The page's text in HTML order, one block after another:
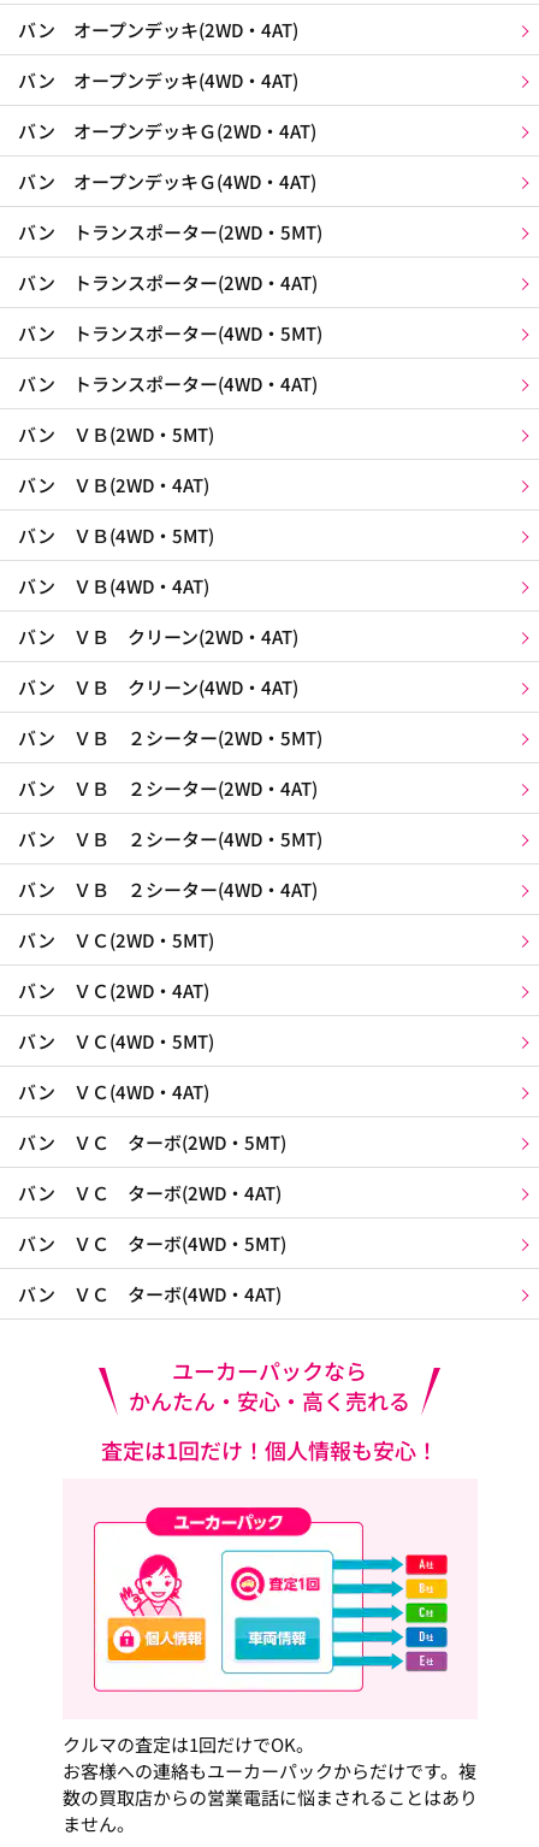
バン オープンデッキ(2WD・4AT)
バン オープンデッキ(4WD・4AT)
バン オープンデッキＧ(2WD・4AT)
バン オープンデッキＧ(4WD・4AT)
バン トランスポーター(2WD・5MT)
バン トランスポーター(2WD・4AT)
バン トランスポーター(4WD・5MT)
バン トランスポーター(4WD・4AT)
バン ＶＢ(2WD・5MT)
バン ＶＢ(2WD・4AT)
バン ＶＢ(4WD・5MT)
バン ＶＢ(4WD・4AT)
バン ＶＢ クリーン(2WD・4AT)
バン ＶＢ クリーン(4WD・4AT)
バン ＶＢ ２シーター(2WD・5MT)
バン ＶＢ ２シーター(2WD・4AT)
バン ＶＢ ２シーター(4WD・5MT)
バン ＶＢ ２シーター(4WD・4AT)
バン ＶＣ(2WD・5MT)
バン ＶＣ(2WD・4AT)
バン ＶＣ(4WD・5MT)
バン ＶＣ(4WD・4AT)
バン ＶＣ ターボ(2WD・5MT)
バン ＶＣ ターボ(2WD・4AT)
バン ＶＣ ターボ(4WD・5MT)
バン ＶＣ ターボ(4WD・4AT)
ユーカーパックなら
かんたん・安心・高く売れる
査定は1回だけ！個人情報も安心！
クルマの査定は1回だけでOK。
お客様への連絡もユーカーパックからだけです。複
数の買取店からの営業電話に悩まされることはあり
ません。